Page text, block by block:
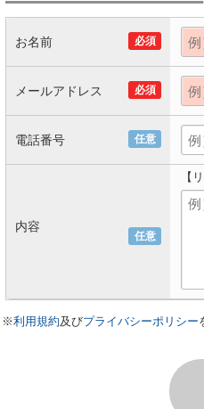
必須
お名前
必須
メールアドレス
任意
電話番号
任意
内容
【
※利用規約及びプライバシーポリシー